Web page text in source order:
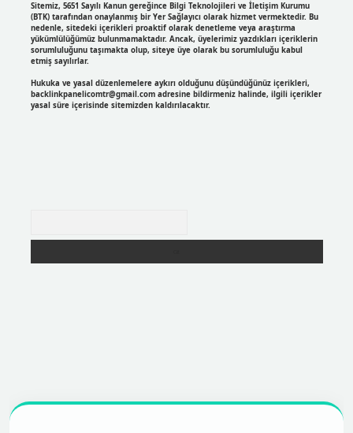
Sitemiz, 5651 Sayılı Kanun gereğince Bilgi Teknolojileri ve İletişim Kurumu
(BTK) tarafından onaylanmış bir Yer Sağlayıcı olarak hizmet vermektedir. Bu
nedenle, sitedeki içerikleri proaktif olarak denetleme veya araştırma
yükümlülüğümüz bulunmamaktadır. Ancak, üyelerimiz yazdıkları içeriklerin
sorumluluğunu taşımakta olup, siteye üye olarak bu sorumluluğu kabul
etmiş sayılırlar.
Hukuka ve yasal düzenlemelere aykırı olduğunu düşündüğünüz içerikleri,
backlinkpanelicomtr@gmail.comadresine bildirmeniz halinde, ilgili içerikler
yasal süre içerisinde sitemizden kaldırılacaktır.